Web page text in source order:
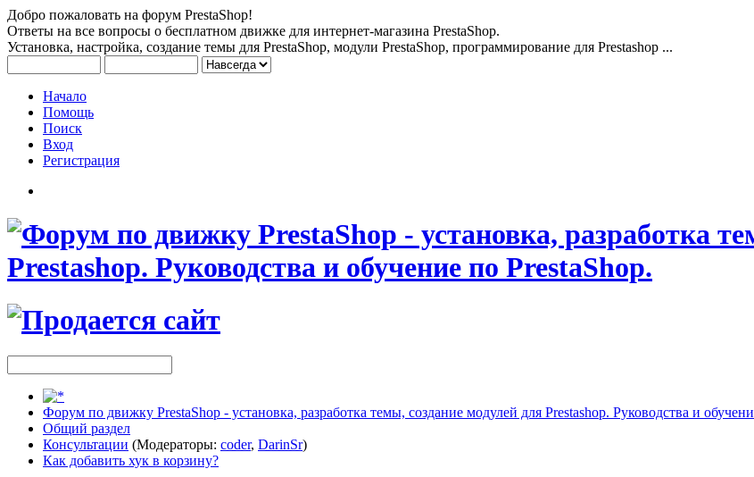
Добро пожаловать на форум PrestaShop!
Ответы на все вопросы о бесплатном движке для интернет-магазина PrestaShop.
Установка, настройка, создание темы для PrestaShop, модули PrestaShop, программирование для Prestashop ...
Начало
Помощь
Поиск
Вход
Регистрация
Форум по движку PrestaShop - установка, разработка темы, создание модулей для Prestashop. Руководства и
Общий раздел
Консультации (Модераторы: coder, DarinSr)
Как добавить хук в корзину?